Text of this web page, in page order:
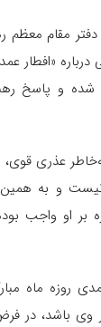
دفتر مقام
«افطار
و پاسخ
عذری
و به همین
بر او واجب
روزه ماه
باشد، در